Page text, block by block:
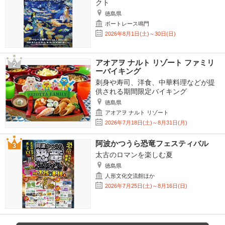
クト
徳島県
ボートレース鳴門
2026年8月1日(土)～30日(日)
アオアヲ ナルト リゾート ファミリ
ーバイキング
刺身や寿司、洋食、中華料理などが提
供される期間限定バイキング
徳島県
アオアヲ ナルト リゾート
2026年7月18日(土)～8月31日(月)
阿波かつうら恐竜フェスティバル
太古のロマンを楽しむ夏
徳島県
人形文化交流館ほか
2026年7月25日(土)～8月16日(日)